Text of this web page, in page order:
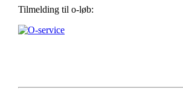
Tilmelding til o-løb: